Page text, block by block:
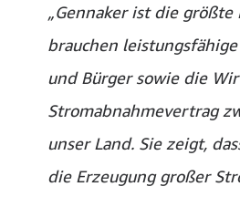
„Gennaker ist die
brauchen
und Bürger sowie die
Stromabnahmevertrag
unser Land. Sie zeigt,
die Erzeugung großer